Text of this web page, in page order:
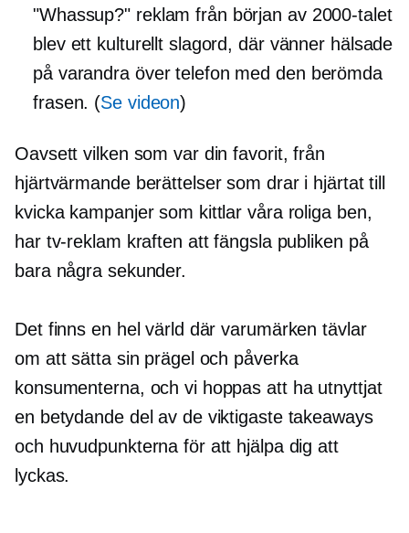
"Whassup?" reklam från början av 2000-talet
blev ett kulturellt slagord, där vänner hälsade
på varandra över telefon med den berömda
frasen. (Se videon)
Oavsett vilken som var din favorit, från
hjärtvärmande berättelser som drar i hjärtat till
kvicka kampanjer som kittlar våra roliga ben,
har tv-reklam kraften att fängsla publiken på
bara några sekunder.
Det finns en hel värld där varumärken tävlar
om att sätta sin prägel och påverka
konsumenterna, och vi hoppas att ha utnyttjat
en betydande del av de viktigaste takeaways
och huvudpunkterna för att hjälpa dig att
lyckas.